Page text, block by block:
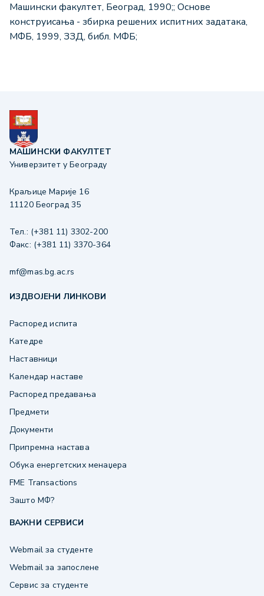
Машински факултет, Београд, 1990;; Основе
конструисања - збирка решених испитних задатака,
МФБ, 1999, ЗЗД, библ. МФБ;
МАШИНСКИ ФАКУЛТЕТ
Универзитет у Београду
Краљице Марије 16
11120 Београд 35
Тел.: (+381 11) 3302-200
Факс: (+381 11) 3370-364
mf@mas.bg.ac.rs
ИЗДВОЈЕНИ ЛИНКОВИ
Распоред испита
Катедре
Наставници
Календар наставе
Распоред предавања
Предмети
Документи
Припремна настава
Обука енергетских менаџера
FME Transactions
Зашто МФ?
ВАЖНИ СЕРВИСИ
Webmail за студенте
Webmail за запослене
Сервис за студенте